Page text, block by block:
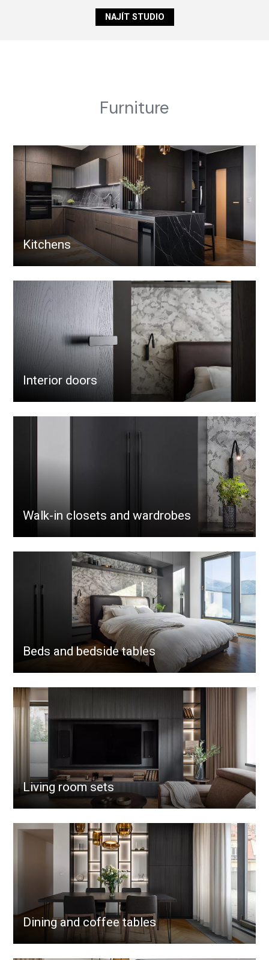
NAJÍT STUDIO
Furniture
Kitchens
Interior doors
Walk-in closets and wardrobes
Beds and bedside tables
Living room sets
Dining and coffee tables